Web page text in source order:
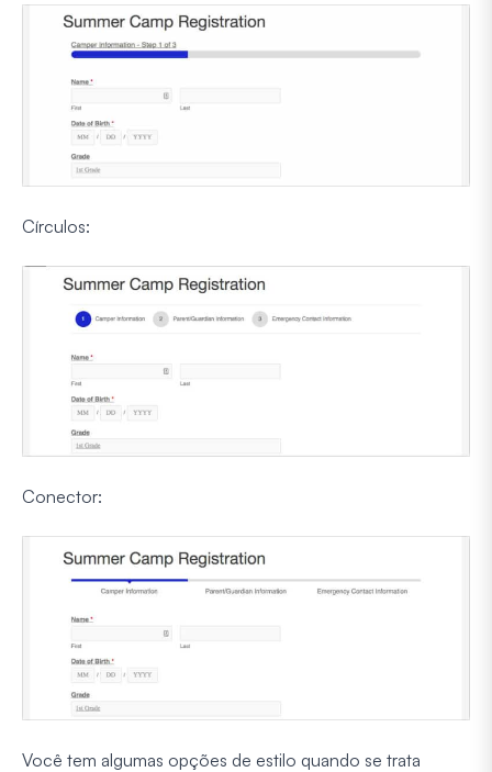
Círculos:
Conector:
Você tem algumas opções de estilo quando se trata